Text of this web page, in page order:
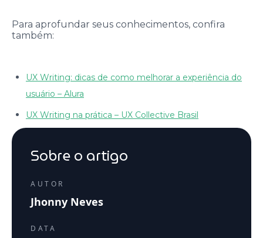
Para aprofundar seus conhecimentos, confira
também:
UX Writing: dicas de como melhorar a experiência do
usuário – Alura
UX Writing na prática – UX Collective Brasil
Sobre o artigo
AUTOR
Jhonny Neves
DATA